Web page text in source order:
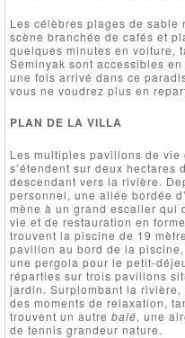
Les célèbres plages de
scène branchée de cafés et
quelques minutes en voiture,
Seminyak sont accessibles
une fois arrivé dans ce
vous ne voudrez plus en
PLAN DE LA VILLA
Les multiples pavillons de vie
s’étendent sur deux hectares
descendant vers la rivière.
personnel, une allée bordée
mène à un grand escalier qui
vie et de restauration en
trouvent la piscine de 19
pavillon au bord de la
une pergola pour le petit-
réparties sur trois pavillons
jardin. Surplombant la rivière,
des moments de relaxation,
trouvent un autre balé, une
de tennis grandeur nature.